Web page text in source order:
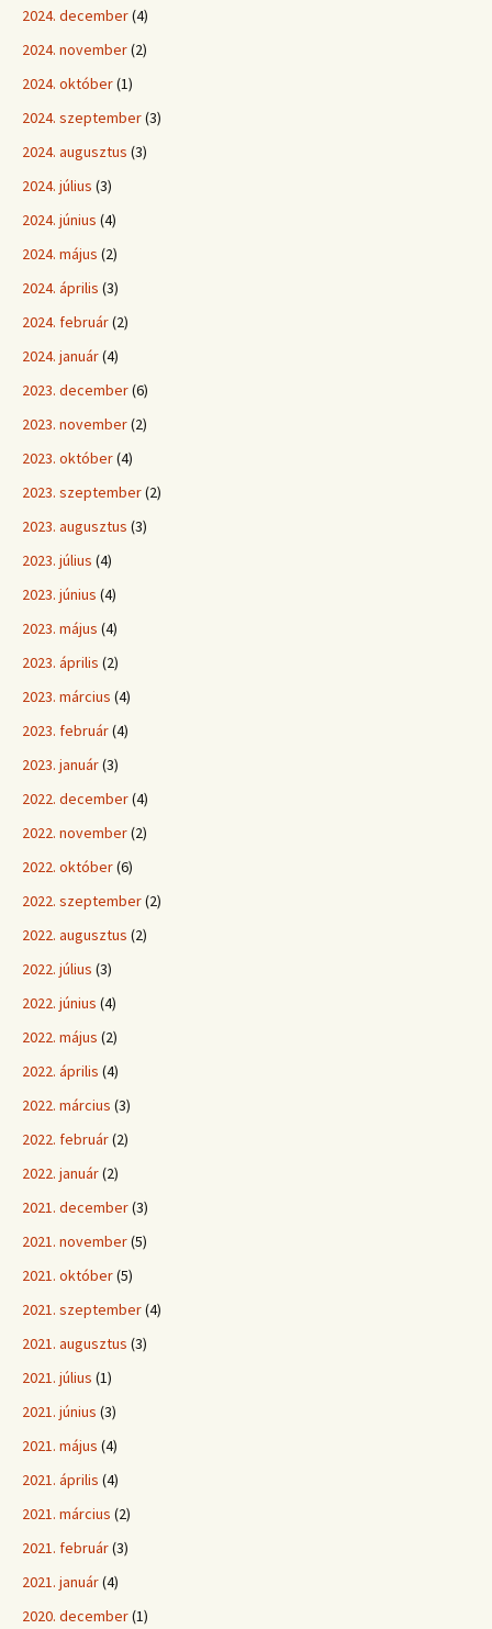
2024. december(4)
2024. november(2)
2024. október(1)
2024. szeptember(3)
2024. augusztus (3)
2024. július (3)
2024. június (4)
2024. május (2)
2024. április (3)
2024. február(2)
2024. január(4)
2023. december(6)
2023. november(2)
2023. október(4)
2023. szeptember(2)
2023. augusztus (3)
2023. július (4)
2023. június (4)
2023. május (4)
2023. április (2)
2023. március (4)
2023. február(4)
2023. január(3)
2022. december(4)
2022. november(2)
2022. október(6)
2022. szeptember(2)
2022. augusztus (2)
2022. július (3)
2022. június (4)
2022. május (2)
2022. április (4)
2022. március (3)
2022. február(2)
2022. január(2)
2021. december(3)
2021. november(5)
2021. október(5)
2021. szeptember(4)
2021. augusztus (3)
2021. július (1)
2021. június (3)
2021. május (4)
2021. április (4)
2021. március (2)
2021. február(3)
2021. január(4)
2020. december(1)